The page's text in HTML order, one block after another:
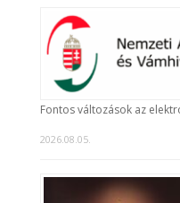
Fontos változások az
2026.08.05.